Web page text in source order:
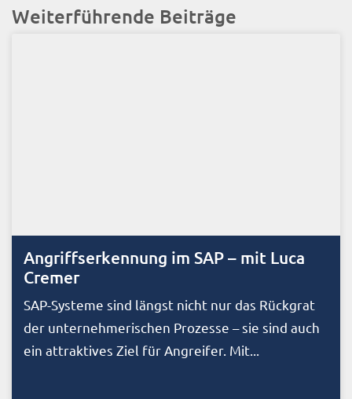
Weiterführende Beiträge
Angriffserkennung im SAP – mit Luca
Cremer
SAP-Systeme sind längst nicht nur das Rückgrat
der unternehmerischen Prozesse – sie sind auch
ein attraktives Ziel für Angreifer. Mit...